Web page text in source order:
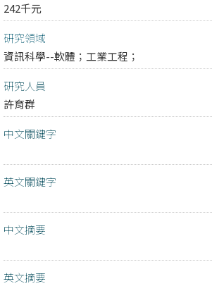
242千元
研究領域
資訊科學--軟體； 工業工程；
研究人員
許育群
中文關鍵字
英文關鍵字
中文摘要
英文摘要